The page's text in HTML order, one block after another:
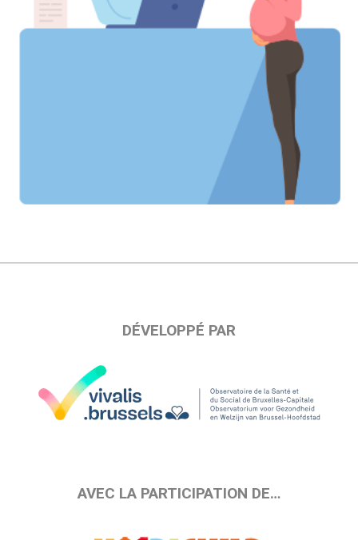
DÉVELOPPÉ PAR
AVEC LA PARTICIPATION DE…